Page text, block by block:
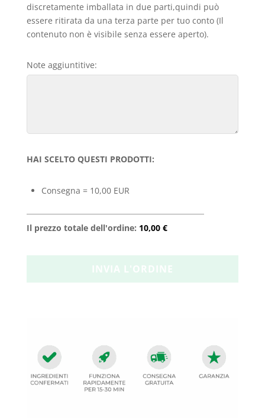
discretamente imballata in due parti,quindi può
essere ritirata da una terza parte per tuo conto (Il
contenuto non è visibile senza essere aperto).
Note aggiuntitive:
HAI SCELTO QUESTI PRODOTTI:
Consegna = 10,00 EUR
Il prezzo totale dell'ordine: 10,00 €